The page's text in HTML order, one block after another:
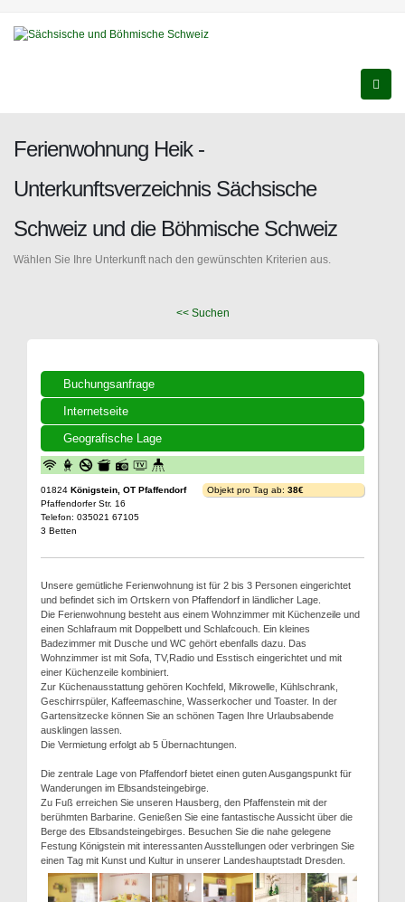
Ferienwohnung Heik -
Unterkunftsverzeichnis Sächsische
Schweiz und die Böhmische Schweiz
Wählen Sie Ihre Unterkunft nach den gewünschten Kriterien aus.
<< Suchen
Buchungsanfrage
Internetseite
Geografische Lage
01824 Königstein, OT Pfaffendorf
Pfaffendorfer Str. 16
Telefon: 035021 67105
3 Betten
Objekt pro Tag ab: 38€
Unsere gemütliche Ferienwohnung ist für 2 bis 3 Personen eingerichtet
und befindet sich im Ortskern von Pfaffendorf in ländlicher Lage.
Die Ferienwohnung besteht aus einem Wohnzimmer mit Küchenzeile und
einen Schlafraum mit Doppelbett und Schlafcouch. Ein kleines
Badezimmer mit Dusche und WC gehört ebenfalls dazu. Das
Wohnzimmer ist mit Sofa, TV,Radio und Esstisch eingerichtet und mit
einer Küchenzeile kombiniert.
Zur Küchenausstattung gehören Kochfeld, Mikrowelle, Kühlschrank,
Geschirrspüler, Kaffeemaschine, Wasserkocher und Toaster. In der
Gartensitzecke können Sie an schönen Tagen Ihre Urlaubsabende
ausklingen lassen.
Die Vermietung erfolgt ab 5 Übernachtungen.
Die zentrale Lage von Pfaffendorf bietet einen guten Ausgangspunkt für
Wanderungen im Elbsandsteingebirge.
Zu Fuß erreichen Sie unseren Hausberg, den Pfaffenstein mit der
berühmten Barbarine. Genießen Sie eine fantastische Aussicht über die
Berge des Elbsandsteingebirges. Besuchen Sie die nahe gelegene
Festung Königstein mit interessanten Ausstellungen oder verbringen Sie
einen Tag mit Kunst und Kultur in unserer Landeshauptstadt Dresden.